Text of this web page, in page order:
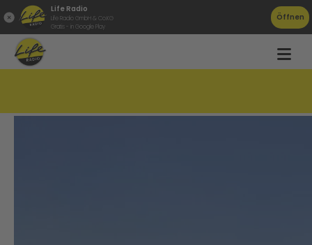
Life Radio
Life Radio GmbH & Co.KG
Gratis - in Google Play
Öffnen